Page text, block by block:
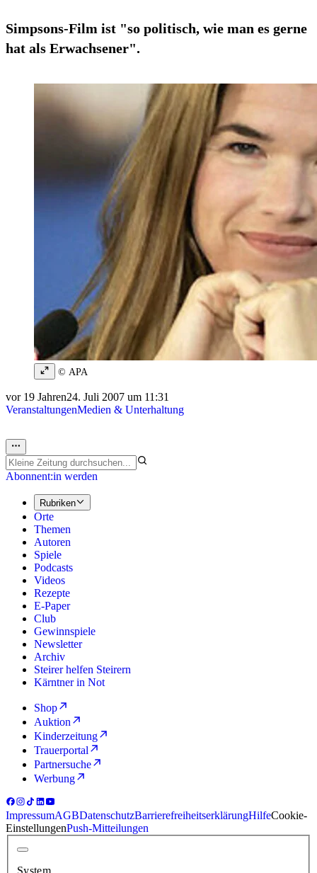
Simpsons-Film ist "so politisch, wie man es gerne
hat als Erwachsener".
© APA
vor 19 Jahren24. Juli 2007 um 11:31
VeranstaltungenMedien & Unterhaltung
Abonnent:in werden
Rubriken
Orte
Themen
Autoren
Spiele
Podcasts
Videos
Rezepte
E-Paper
Club
Gewinnspiele
Newsletter
Archiv
Steirer helfen Steirern
Kärntner in Not
Shop
Auktion
Kinderzeitung
Trauerportal
Partnersuche
Werbung
ImpressumAGBDatenschutzBarrierefreiheitserklärungHilfeCookie-
EinstellungenPush-Mitteilungen